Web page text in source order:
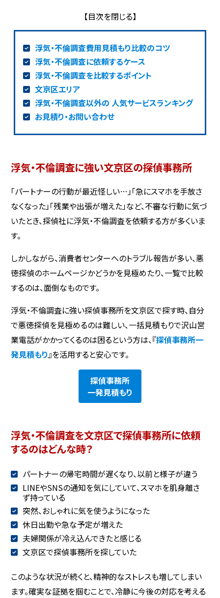
浮気・不倫調査費用見積もり比較のコツ
浮気・不倫調査に依頼するケース
浮気・不倫調査を比較するポイント
文京区エリア
浮気・不倫調査以外の 人気サービスランキング
お見積り・お問い合わせ
浮気・不倫調査に強い文京区の探偵事務所
「パートナーの行動が最近怪しい…」「急にスマホを手放さ
なくなった」「残業や出張が増えた」など、不審な行動に気づ
いたとき、探偵社に浮気・不倫調査を依頼する方が多くいま
す。
しかしながら、消費者センターへのトラブル報告が多い、悪
徳探偵のホームページかどうかを見極めたり、一覧で比較
するのは、面倒なものです。
浮気・不倫調査に強い探偵事務所を文京区で探す時、自分
で悪徳探偵を見極めるのは難しい、一括見積もりで沢山営
業電話がかかってくるのは困るという方は、『探偵事務所一
発見積もり』を活用すると安心です。
探偵事務所
一発見積もり
浮気・不倫調査を文京区で探偵事務所に依頼
するのはどんな時？
パートナーの帰宅時間が遅くなり、以前と様子が違う
LINEやSNSの通知を気にしていて、スマホを肌身離さ
ず持っている
突然、おしゃれに気を使うようになった
休日出勤や急な予定が増えた
夫婦関係が冷え込んできたと感じる
文京区で探偵事務所を探していた
このような状況が続くと、精神的なストレスも増してしまい
ます。確実な証拠を掴むことで、冷静に今後の対応を考える